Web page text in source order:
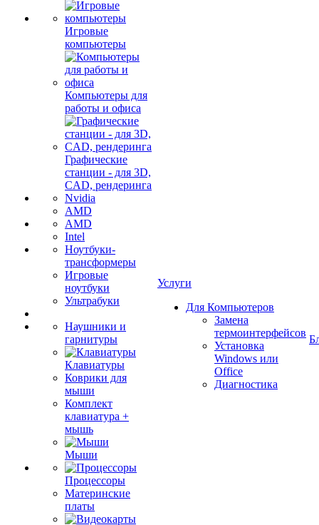
Игровые
компьютеры
Компьютеры для
работы и офиса
Графические
станции - для 3D,
CAD, рендеринга
Nvidia
AMD
AMD
Intel
Ноутбуки-
трансформеры
Игровые
ноутбуки
Ультрабуки
Наушники и
гарнитуры
Клавиатуры
Коврики для
мыши
Комплект
клавиатура +
мышь
Мыши
Процессоры
Материнские
платы
Услуги
Для Компьютеров
Замена
термоинтерфейсов
Установка
Windows или
Office
Диагностика